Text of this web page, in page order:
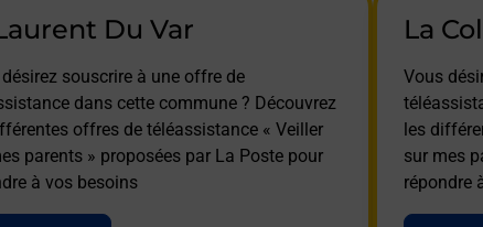
Du Var
souscrire à une offre de
dans cette commune ? Découvrez
offres de téléassistance « Veiller
parents » proposées par La Poste pour
à vos besoins
La
Vous
les
sur mes
répondre